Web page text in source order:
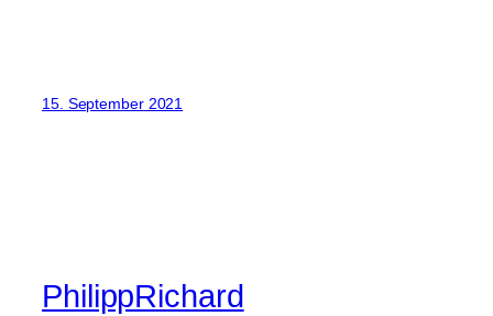
15. September 2021
PhilippRichard